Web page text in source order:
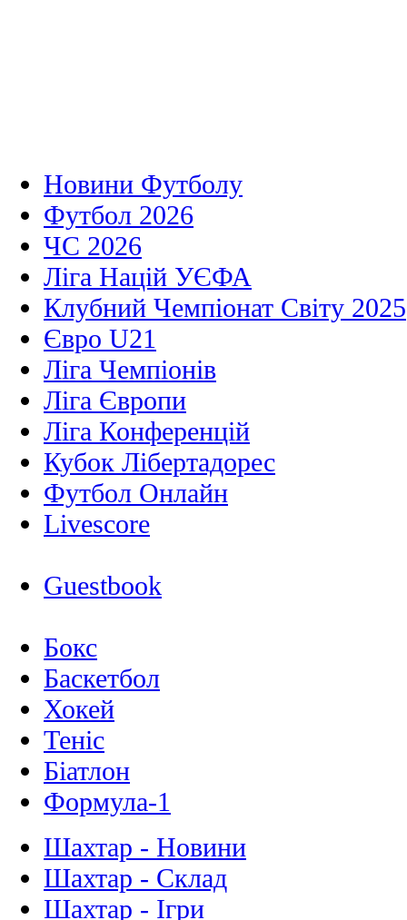
Новини Футболу
Футбол 2026
ЧС 2026
Ліга Націй УЄФА
Клубний Чемпіонат Світу 2025
Євро U21
Ліга Чемпіонів
Ліга Європи
Ліга Конференцій
Кубок Лібертадорес
Футбол Онлайн
Livescore
Guestbook
Бокс
Баскетбол
Хокей
Теніс
Біатлон
Формула-1
Шахтар - Новини
Шахтар - Склад
Шахтар - Ігри